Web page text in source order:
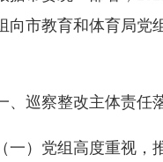
向市教育和体育局党
巡察整改主体责任
）党组高度重视，